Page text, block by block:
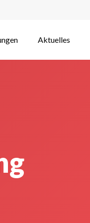
Aktuelles